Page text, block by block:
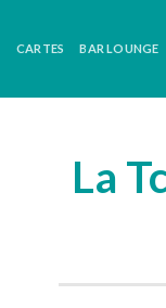
CARTES BAR LOUNGE
La